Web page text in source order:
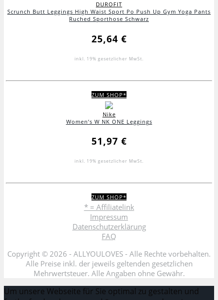
DUROFIT
Scrunch Butt Leggings High Waist Sport Po Push Up Gym Yoga Pants
Ruched Sporthose Schwarz
25,64 €
inkl. 19% gesetzlicher MwSt.
ZUM SHOP*
Nike
Women’s W NK ONE Leggings
51,97 €
inkl. 19% gesetzlicher MwSt.
ZUM SHOP*
* = Affiliatelink
Impressum
Datenschutzerklärung
FAQ
Copyright © 2026 - ALLYOULOVES - Alle Rechte vorbehalten.
Alle Preise inkl. der jeweils geltenden gesetzlichen
Mehrwertsteuer. Alle Angaben ohne Gewähr.
Um unsere Webseite für Sie optimal zu gestalten und